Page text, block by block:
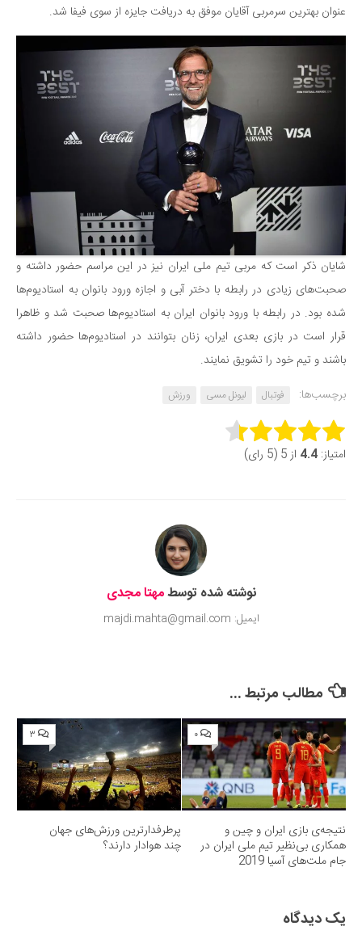
عنوان بهترین سرمربی آقایان موفق به دریافت جایزه از سوی فیفا شد.
شایان ذکر است که مربی تیم ملی ایران نیز در این مراسم حضور داشته و
صحبت‌های زیادی در رابطه با دختر آبی و اجازه ورود بانوان به استادیوم‌ها
شده بود. در رابطه با ورود بانوان ایران به استادیوم‌ها صحبت شد و ظاهرا
قرار است در بازی بعدی ایران، زنان بتوانند در استادیوم‌ها حضور داشته
باشند و تیم خود را تشویق نمایند.
برچسب‌ها:
فوتبال لیونل مسی ورزش
Rate this item:
امتیاز: 4.4 از 5 (5 رای)
نوشته شده توسطمهتا مجدی
ایمیل: majdi.mahta@gmail.com
مطالب مرتبط ...
۰
نتیجه‌ی بازی ایران و چین و
همکاری بی‌نظیر تیم ملی ایران در
جام ملت‌های آسیا 2019
۳
پرطرفدارترین ورزش‌های جهان
چند هوادار دارند؟
یک دیدگاه